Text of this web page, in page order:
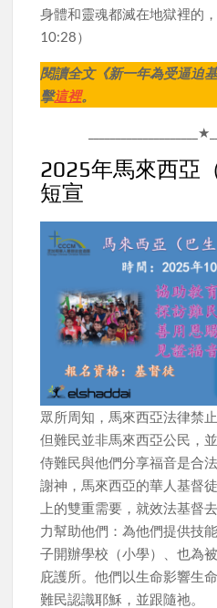
身體和靈魂都滅在地獄裡的
10:28）
閱讀全文《新一年為受逼迫
擊這裡。
2025年馬來西亞
短宣
眾所周知，馬來西亞法律禁
但難民並非馬來西亞公民，
侍難民與他們分享福音是合
謝神，馬來西亞的華人基督
上的雙重需要，就效法基督
力幫助他們：為他們提供技
子開辦學校（小學）、也為
庇護所。他們以生命影響生
難民認識耶穌，並跟隨祂。